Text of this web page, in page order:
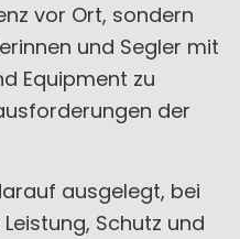
vor Ort, sondern
und Segler mit
Equipment zu
der
ausgelegt, bei
Schutz und